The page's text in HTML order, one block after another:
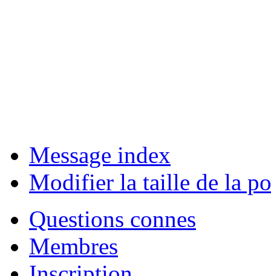
Message index
Modifier la taille de la
Questions connes
Membres